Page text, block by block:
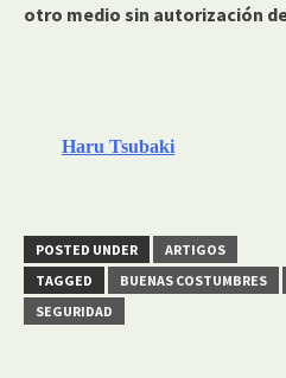
otro medio sin autorización
Haru Tsubaki
POSTED UNDER
ARTIGOS
TAGGED
BUENAS COSTUMBRES
SEGURIDAD